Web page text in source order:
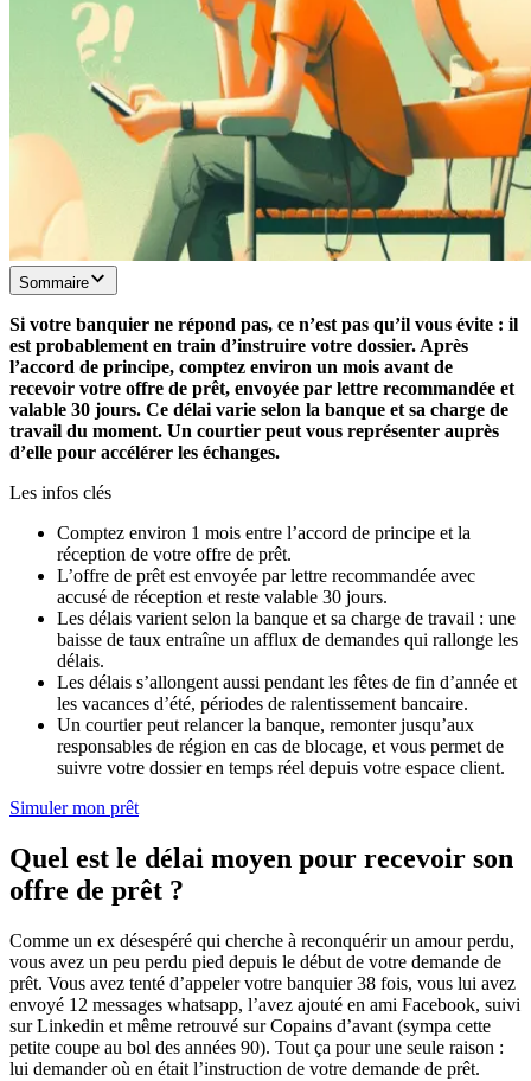
Sommaire
Si votre banquier ne répond pas, ce n’est pas qu’il vous évite : il
est probablement en train d’instruire votre dossier. Après
l’accord de principe, comptez environ un mois avant de
recevoir votre offre de prêt, envoyée par lettre recommandée et
valable 30 jours. Ce délai varie selon la banque et sa charge de
travail du moment. Un courtier peut vous représenter auprès
d’elle pour accélérer les échanges.
Les infos clés
Comptez environ 1 mois entre l’accord de principe et la
réception de votre offre de prêt.
L’offre de prêt est envoyée par lettre recommandée avec
accusé de réception et reste valable 30 jours.
Les délais varient selon la banque et sa charge de travail : une
baisse de taux entraîne un afflux de demandes qui rallonge les
délais.
Les délais s’allongent aussi pendant les fêtes de fin d’année et
les vacances d’été, périodes de ralentissement bancaire.
Un courtier peut relancer la banque, remonter jusqu’aux
responsables de région en cas de blocage, et vous permet de
suivre votre dossier en temps réel depuis votre espace client.
Simuler mon prêt
Quel est le délai moyen pour recevoir son
offre de prêt ?
Comme un ex désespéré qui cherche à reconquérir un amour perdu,
vous avez un peu perdu pied depuis le début de votre demande de
prêt. Vous avez tenté d’appeler votre banquier 38 fois, vous lui avez
envoyé 12 messages whatsapp, l’avez ajouté en ami Facebook, suivi
sur Linkedin et même retrouvé sur Copains d’avant (sympa cette
petite coupe au bol des années 90). Tout ça pour une seule raison :
lui demander où en était l’instruction de votre demande de prêt.